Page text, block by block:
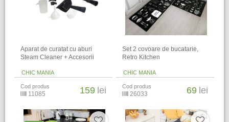
Aparat de curatat cu aburi
Steam Cleaner + Accesorii
CHIC MANIA
Cod produs
11085 159 lei
​Set 2 covoare de bucatarie,
Retro Kitchen
CHIC MANIA
Cod produs
26033 69 lei